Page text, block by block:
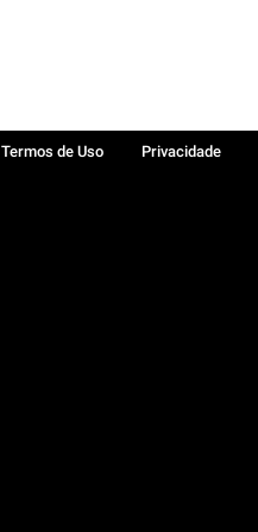
Termos de Uso Privacidade